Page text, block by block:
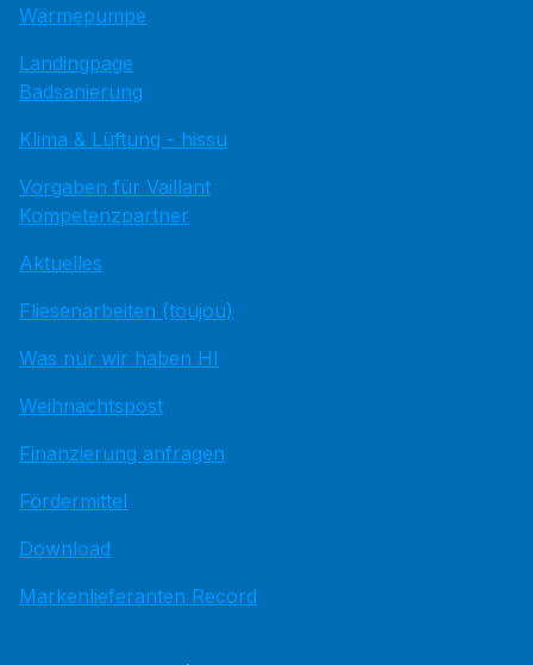
Wärmepumpe
Landingpage
Badsanierung
Klima & Lüftung - hissu
Vorgaben für Vaillant
Kompetenzpartner
Aktuelles
Fliesenarbeiten (toujou)
Was nur wir haben HI
Weihnachtspost
Finanzierung anfragen
Fördermittel
Download
Markenlieferanten Record